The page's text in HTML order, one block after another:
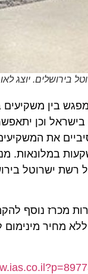
יוצג
משקיעים
וכן
את המשקיעים
במלונאות.
ישרוטל
נוסף להקמת